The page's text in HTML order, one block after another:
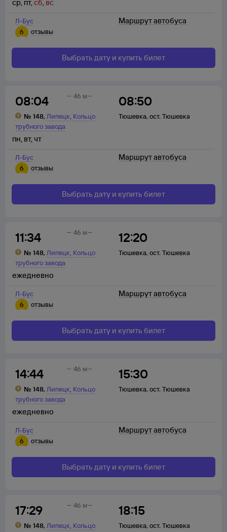
Л-Бус
6
отзывы
ср, пт,сб, вс
Маршрут автобуса
Выбрать дату и купить билет
08:04
№ 148, Липецк, Кольцо
трубного завода
08:50
Тюшевка, ост. Тюшевка
46 м
Л-Бус
6
отзывы
пн, вт, чт
Маршрут автобуса
Выбрать дату и купить билет
11:34
№ 148, Липецк, Кольцо
трубного завода
12:20
Тюшевка, ост. Тюшевка
46 м
Л-Бус
6
отзывы
ежедневно
Маршрут автобуса
Выбрать дату и купить билет
14:44
№ 148, Липецк, Кольцо
трубного завода
15:30
Тюшевка, ост. Тюшевка
46 м
Л-Бус
6
отзывы
ежедневно
Маршрут автобуса
Выбрать дату и купить билет
17:29
№ 148, Липецк, Кольцо
18:15
Тюшевка, ост. Тюшевка
46 м